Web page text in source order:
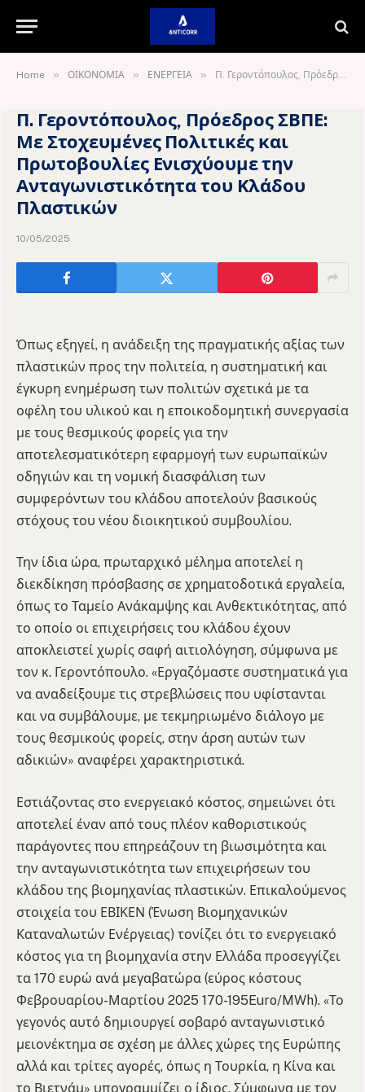
Home » ΟΙΚΟΝΟΜΙΑ » ΕΝΕΡΓΕΙΑ » Π. Γεροντόπουλος, Πρόεδρος ΣΒΠΕ: Με Στοχευμένες Πολιτικές και Πρωτοβουλίες Ενισχύουμε την Ανταγωνιστικότητα του Κλάδου Πλαστικών
Π. Γεροντόπουλος, Πρόεδρος ΣΒΠΕ:
Με Στοχευμένες Πολιτικές και
Πρωτοβουλίες Ενισχύουμε την
Ανταγωνιστικότητα του Κλάδου
Πλαστικών
10/05/2025
Όπως εξηγεί, η ανάδειξη της πραγματικής αξίας των
πλαστικών προς την πολιτεία, η συστηματική και
έγκυρη ενημέρωση των πολιτών σχετικά με τα
οφέλη του υλικού και η εποικοδομητική συνεργασία
με τους θεσμικούς φορείς για την
αποτελεσματικότερη εφαρμογή των ευρωπαϊκών
οδηγιών και τη νομική διασφάλιση των
συμφερόντων του κλάδου αποτελούν βασικούς
στόχους του νέου διοικητικού συμβουλίου.
Την ίδια ώρα, πρωταρχικό μέλημα αποτελεί η
διεκδίκηση πρόσβασης σε χρηματοδοτικά εργαλεία,
όπως το Ταμείο Ανάκαμψης και Ανθεκτικότητας, από
το οποίο οι επιχειρήσεις του κλάδου έχουν
αποκλειστεί χωρίς σαφή αιτιολόγηση, σύμφωνα με
τον κ. Γεροντόπουλο. «Εργαζόμαστε συστηματικά για
να αναδείξουμε τις στρεβλώσεις που υφίστανται
και να συμβάλουμε, με τεκμηριωμένο διάλογο με
τους θεσμικούς φορείς, στην άρση αυτών των
αδικιών» αναφέρει χαρακτηριστικά.
Εστιάζοντας στο ενεργειακό κόστος, σημειώνει ότι
αποτελεί έναν από τους πλέον καθοριστικούς
παράγοντες που επηρεάζουν τη βιωσιμότητα και
την ανταγωνιστικότητα των επιχειρήσεων του
κλάδου της βιομηχανίας πλαστικών. Επικαλούμενος
στοιχεία του ΕΒΙΚΕΝ (Ένωση Βιομηχανικών
Καταναλωτών Ενέργειας) τονίζει ότι το ενεργειακό
κόστος για τη βιομηχανία στην Ελλάδα προσεγγίζει
τα 170 ευρώ ανά μεγαβατώρα (εύρος κόστους
Φεβρουαρίου-Μαρτίου 2025 170-195Euro/MWh). «Το
γεγονός αυτό δημιουργεί σοβαρό ανταγωνιστικό
μειονέκτημα σε σχέση με άλλες χώρες της Ευρώπης
αλλά και τρίτες αγορές, όπως η Τουρκία, η Κίνα και
το Βιετνάμ» υπογραμμίζει ο ίδιος. Σύμφωνα με τον